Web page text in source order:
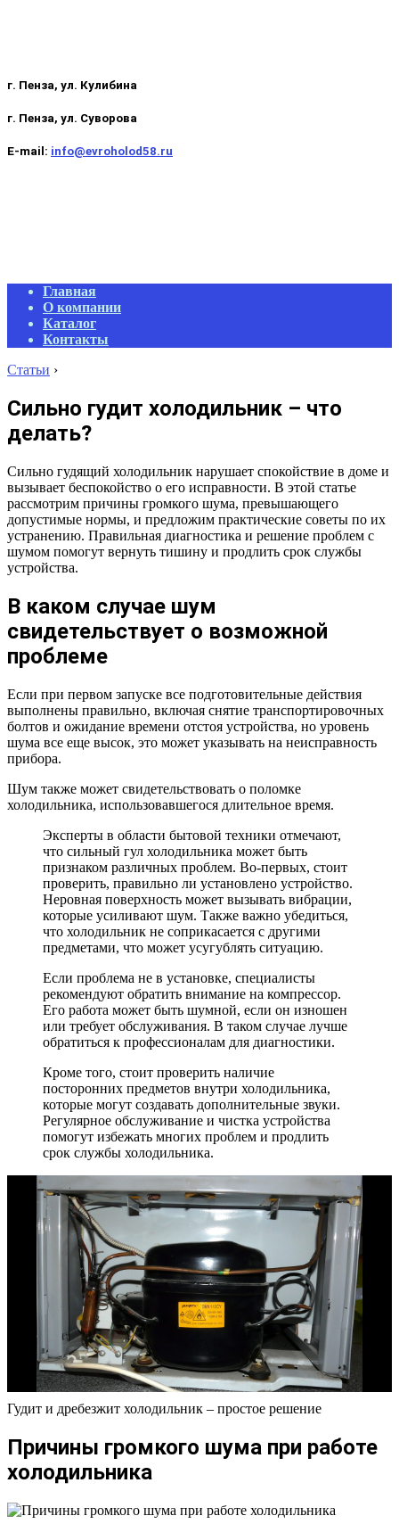
г. Пенза, ул. Кулибина
г. Пенза, ул. Суворова
E-mail: info@evroholod58.ru
Primary
Navigation
Menu
Главная
О компании
Каталог
Контакты
Статьи ›
Сильно гудит холодильник – что
делать?
Сильно гудящий холодильник нарушает спокойствие в доме и
вызывает беспокойство о его исправности. В этой статье
рассмотрим причины громкого шума, превышающего
допустимые нормы, и предложим практические советы по их
устранению. Правильная диагностика и решение проблем с
шумом помогут вернуть тишину и продлить срок службы
устройства.
В каком случае шум
свидетельствует о возможной
проблеме
Если при первом запуске все подготовительные действия
выполнены правильно, включая снятие транспортировочных
болтов и ожидание времени отстоя устройства, но уровень
шума все еще высок, это может указывать на неисправность
прибора.
Шум также может свидетельствовать о поломке
холодильника, использовавшегося длительное время.
Эксперты в области бытовой техники отмечают,
что сильный гул холодильника может быть
признаком различных проблем. Во-первых, стоит
проверить, правильно ли установлено устройство.
Неровная поверхность может вызывать вибрации,
которые усиливают шум. Также важно убедиться,
что холодильник не соприкасается с другими
предметами, что может усугублять ситуацию.
Если проблема не в установке, специалисты
рекомендуют обратить внимание на компрессор.
Его работа может быть шумной, если он изношен
или требует обслуживания. В таком случае лучше
обратиться к профессионалам для диагностики.
Кроме того, стоит проверить наличие
посторонних предметов внутри холодильника,
которые могут создавать дополнительные звуки.
Регулярное обслуживание и чистка устройства
помогут избежать многих проблем и продлить
срок службы холодильника.
Гудит и дребезжит холодильник – простое решение
Причины громкого шума при работе
холодильника